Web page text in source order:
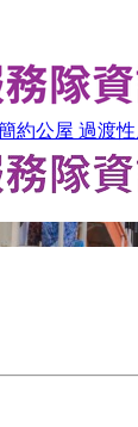
約公屋 過渡